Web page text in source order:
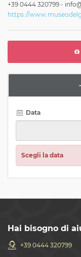
+39 0444 320799 -
https://
Data
Scegli la data
Hai bisogno di
+39 0444 320799